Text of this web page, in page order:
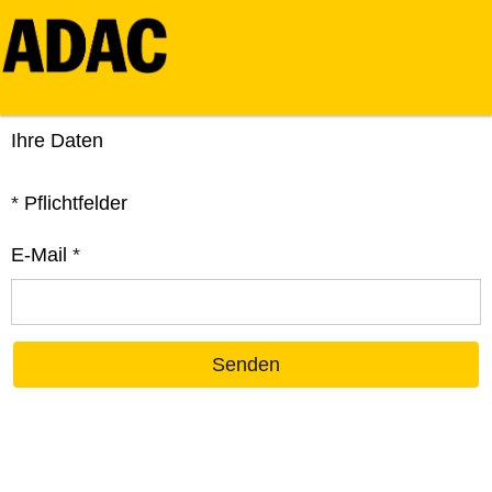
Ihre Daten
* Pflichtfelder
E-Mail *
Senden